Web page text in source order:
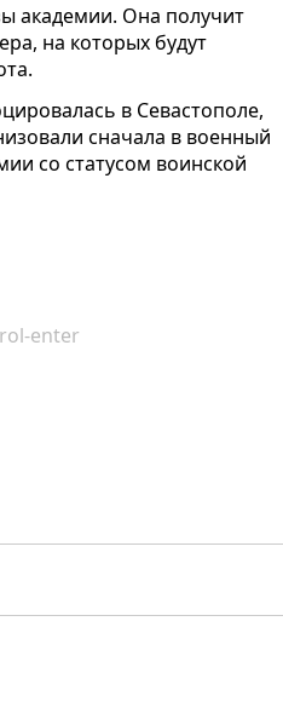
академии. Она получит
на которых будут
в Севастополе,
сначала в военный
со статусом воинской
enter